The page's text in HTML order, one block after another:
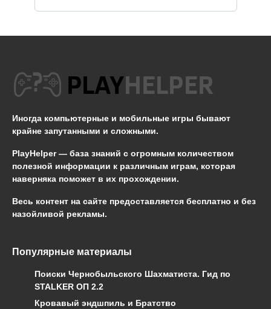
Иногда компьютерные и мобильные игры бывают
крайне запутанными и сложными.
PlayHelper — база знаний с огромным количеством
полезной информации к различным играм, которая
наверняка поможет в их прохождении.
Весь контент на сайте предоставляется бесплатно и без
назойливой рекламы.
Популярные материалы
Поиски Чернобыльского Шахматиста. Гид по
STALKER ОП 2.2
Кровавый эндшпиль и Братство